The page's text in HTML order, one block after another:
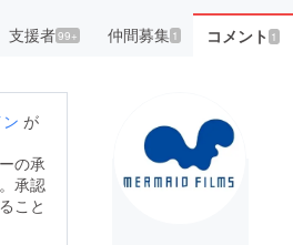
支援者99+ 仲間募集 1 コメント 1
が
の承
承認
こと